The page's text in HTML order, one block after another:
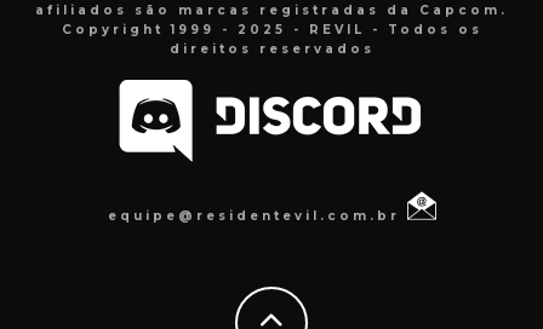
afiliados são marcas registradas da Capcom.
Copyright 1999 - 2025 - REVIL - Todos os
direitos reservados
equipe@residentevil.com.br